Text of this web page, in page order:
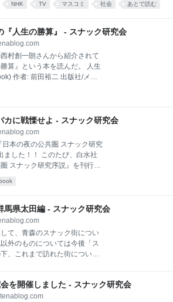
だが、出演後、「よくNHKが
そうか汗」と気づいたのだっ
都市教養学部 教授 谷口功一様
をしているＸと申します。 ま
ま“場末のスナック”について
いうのも、昨今の新進気鋭の
は、ビジネスのヒントととし
まり美味しくないにも関わら
見されます。中には、酔い潰
味サービス過剰主義の現場で
のインタラクティブな関係性
NHK TV マスコミ 社会 あとで読む
『人生の勝算』 - スナック研究会
村創一朗さんから紹介されて
算』という本を読んだ。 人生
作者: 前田裕二 出版社/メー
06/30 メディア: 単行本 この
1987年生まれの著者は、大
を経て現在、SHOWROOMと
スを提供する会社を経営する
、この本は著者自身の波乱に
っている。紹介されてすぐに
に読了したが、読み物として
紹介するような本とは、およそ
者や行政官）が手に取って読む
カに戦慄せよ - スナック研究会
本の夜の公共圏 スナック研究
ました！！ このたび、白水社
スナック研究序説』を刊行し
あるわたし（谷口）が独りで
究が、サントリー文化財団の
究共同体へと発展し、こうし
したのは、本当に感慨深いこ
取り、しみじみと、よくぞコ
た。（上の写真は担当編集者
本の夜の公共圏:スナック研究
ブログを見る 下記、出版社公
有り） 日本の夜の公共圏 - 白
馬県太田編 - スナック研究会
して、青森のスナック街につい
外のものについては今後「ス
、これまで訪れた街について
本一の邑楽郡大泉町の隣にあ
行く際、何度か太田を訪れて
を開催しました - スナック研究会